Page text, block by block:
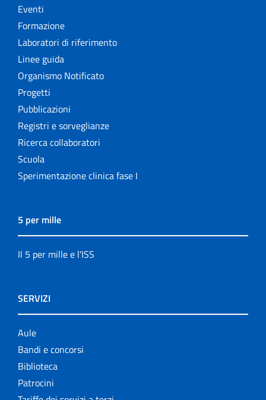
Eventi
Formazione
Laboratori di riferimento
Linee guida
Organismo Notificato
Progetti
Pubblicazioni
Registri e sorveglianze
Ricerca collaboratori
Scuola
Sperimentazione clinica fase I
5 per mille
Il 5 per mille e l'ISS
SERVIZI
Aule
Bandi e concorsi
Biblioteca
Patrocini